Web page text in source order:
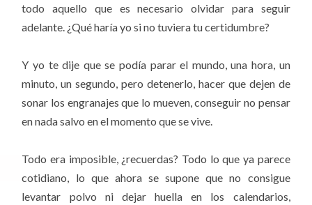
todo aquello que es necesario olvidar para seguir
adelante. ¿Qué haría yo si no tuviera tu certidumbre?
Y yo te dije que se podía parar el mundo, una hora, un
minuto, un segundo, pero detenerlo, hacer que dejen de
sonar los engranajes que lo mueven, conseguir no pensar
en nada salvo en el momento que se vive.
Todo era imposible, ¿recuerdas? Todo lo que ya parece
cotidiano, lo que ahora se supone que no consigue
levantar polvo ni dejar huella en los calendarios,